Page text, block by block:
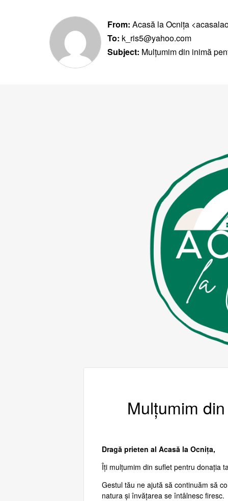
From: Acasă la Ocnița
To: k_ris5@yahoo.com
Subject: Mulțumim din inimă
Mulțumim
Dragă prieten al Acasă la Ocnița,
Îți mulțumim din suflet pentru donația
Gestul tău ne ajută să continuăm să
natura și învățarea se întâlnesc firesc.